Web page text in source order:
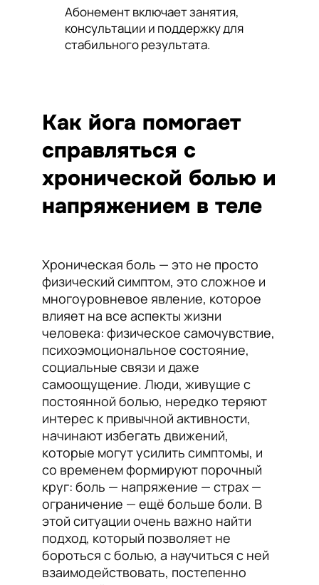
Абонемент включает занятия,
консультации и поддержку для
стабильного результата.
Как йога помогает
справляться с
хронической болью и
напряжением в теле
Хроническая боль — это не просто
физический симптом, это сложное и
многоуровневое явление, которое
влияет на все аспекты жизни
человека: физическое самочувствие,
психоэмоциональное состояние,
социальные связи и даже
самоощущение. Люди, живущие с
постоянной болью, нередко теряют
интерес к привычной активности,
начинают избегать движений,
которые могут усилить симптомы, и
со временем формируют порочный
круг: боль — напряжение — страх —
ограничение — ещё больше боли. В
этой ситуации очень важно найти
подход, который позволяет не
бороться с болью, а научиться с ней
взаимодействовать, постепенно